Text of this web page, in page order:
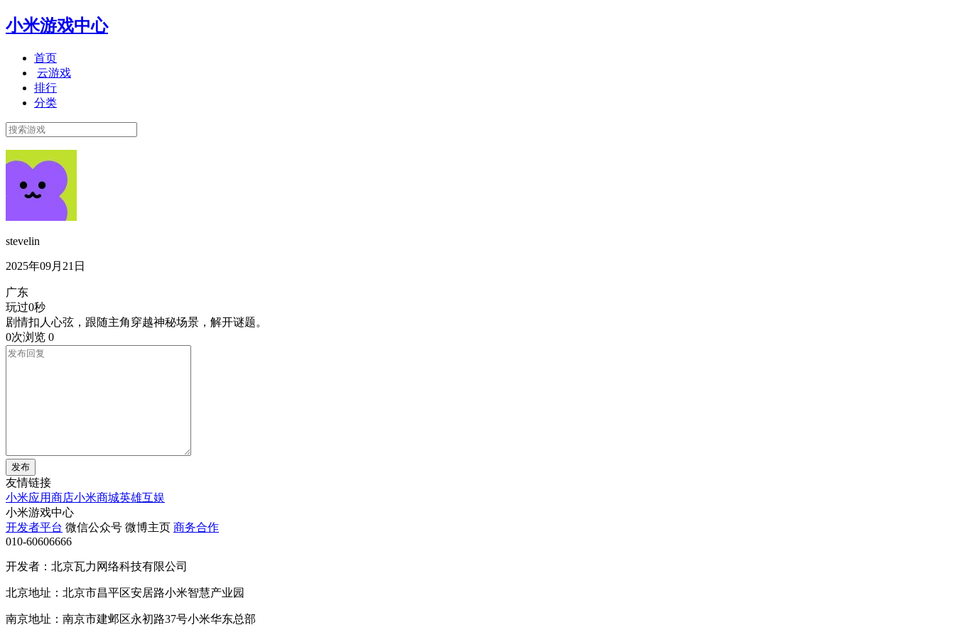
小米游戏中心
首页
云游戏
排行
分类
stevelin
2025年09月21日
广东
玩过0秒
剧情扣人心弦，跟随主角穿越神秘场景，解开谜题。
0次浏览 0
发布
友情链接
小米应用商店小米商城英雄互娱
小米游戏中心
开发者平台 微信公众号 微博主页 商务合作
010-60606666
开发者：北京瓦力网络科技有限公司
北京地址：北京市昌平区安居路小米智慧产业园
南京地址：南京市建邺区永初路37号小米华东总部